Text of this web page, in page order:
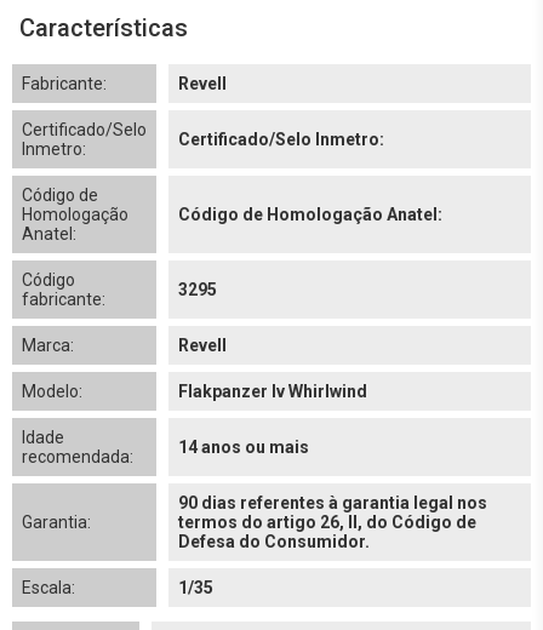
Características
Fabricante: Revell
Certificado/Selo
Inmetro:
Certificado/Selo Inmetro:
Código de
Homologação
Anatel:
Código de Homologação Anatel:
Código
fabricante:
3295
Marca: Revell
Modelo: Flakpanzer Iv Whirlwind
Idade
recomendada:
14 anos ou mais
Garantia:
90 dias referentes à garantia legal nos
termos do artigo 26, II, do Código de
Defesa do Consumidor.
Escala: 1/35